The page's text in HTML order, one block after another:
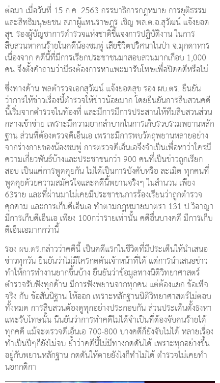
ต่อมา เมื่อวันที่ 15 ก.ค. 2563 กรรมาธิการกฎหมาย การยุติธรรม
และสิทธิมนุษยชน สภาผู้แทนราษฎร เชิญ พล.ต.อ.สุวัฒน์ แจ้งยอด
สุข รองผู้บัญชาการตำรวจแห่งชาติชี้แจงการปฏิบัติงาน ในการ
สืบสวนหาคนร้ายในคดีน้องชมพู่ เสียชีวิตปริศนาในป่า จ.มุกดาหาร
เนื่องจาก คดีนี้ที่มีการเรียกประชาชนมาสอบสวนมากเกือบ 1,000
คน จึงตั้งคำถามว่ามีธงต้องการหาแพะมารับโทษเพื่อปิดคดีหรือไม่
ซึ่งทางด้าน พลตำรวจเอกสุวัฒน์ แจ้งยอดสุข รอง ผบ.ตร. ยืนยัน
ว่าการให้ข่าวเรื่องนี้ตำรวจให้ข่าวน้อยมาก โดยยืนยันการสืบสวนคดี
นี้เริ่มจากตำรวจในท้องที่ และมีการมีการประสานให้ทีมสืบสวนส่วน
กลางเข้าข่าย เพราะมีความยากลำบากในการเก็บรวบรวมพยานหลัก
ฐาน ส่วนที่ต้องตรวจดีเอ็นเอ เพราะมีการพบวัตถุพยานหลายอย่าง
จากร่างกายของน้องชมพู่ การตรวจดีเอ็นเอจึงจำเป็นเพื่อหาว่าใครมี
ความเกี่ยวพันธ์บ้างและประชาชนกว่า 900 คนที่เป็นข่าวถูกเรียก
สอบ เป็นแค่การพูดคุยกัน ไม่ได้เป็นการบังคับหรือ ละเมิด ทุกคนที่
พูดคุยด้วยความสมัครใจและคดีนี้พยานจริงๆ ในสำนวน เพียง
63ราย และที่ผ่านมาไม่เคยมีประชาชนการร้องเรียนว่าถูกตำรวจ
คุกคาม และการเก็บดีเอ็นเอ ทำตามกฎหมายมาตรา 131 ป.วิอาญา
มีการเก็บดีเอ็นเอ เพียง 100กว่ารายเท่านั้น คดีอื่นบางคดี มีการเก็บ
ดีเอ็นเอมากกว่านี้
รอง ผบ.ตร.กล่าวว่าคดีนี้ เป็นคดีแรกในชีวิตที่มีประเด็นให้นำเสนอ
ข่าวทุกวัน ยืนยันว่าไม่มีใครกดดันเจ้าหน้าที่ได้ แต่การนำเสนอข่าว
ทำให้การทำงานยากขึ้นบ้าง ยืนยันว่าข้อมูลทางนิติวิทยาศาสตร์
ตำรวจรับฟังทุกด้าน มีการฟังพยานจากทุกคน แต่ต้องแยก ข้อเท็จ
จริง กับ ข้อสันนิฐาน ให้ออก เพราะหลักฐานนิติวิทยาศาสตร์ไม่ตอบ
ทั้งหมด การสืบสวนต้องดูทุกอย่างประกอบกัน ส่วนประเด็นตั้งธงหา
แพะรับโทษนั้น นืนยันว่าการทำคดีไม่ได้จำเป็นที่ต้องจับคนร้ายได้
ทุกคดี แม้จะตรวจดีเอ็นเอ 700-800 บางคดีก็ยังจับไม่ได้ หลายเรื่อง
ทำเป็นปีๆก็ยังไม่จบ ย้ำว่าคดีนี้ไม่มีทางกดดันได้ เพราะทุกอย่างขึ้น
อยู่กับพยานหลักฐาน กดดันให้ตายยังไงก็ทำไม่ได้ ตำรวจไม่เคยทำ
นอกกติกา